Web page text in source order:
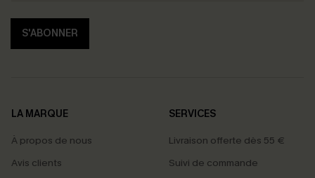
S'ABONNER
LA MARQUE
À propos de nous
Avis clients
SERVICES
Livraison offerte dès 55 €
Suivi de commande